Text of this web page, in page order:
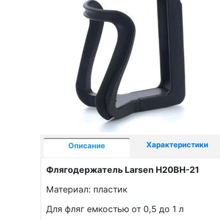
Описание Характеристики
Флягодержатель Larsen H20BH-21
Материал: пластик
Для фляг емкостью от 0,5 до 1 л